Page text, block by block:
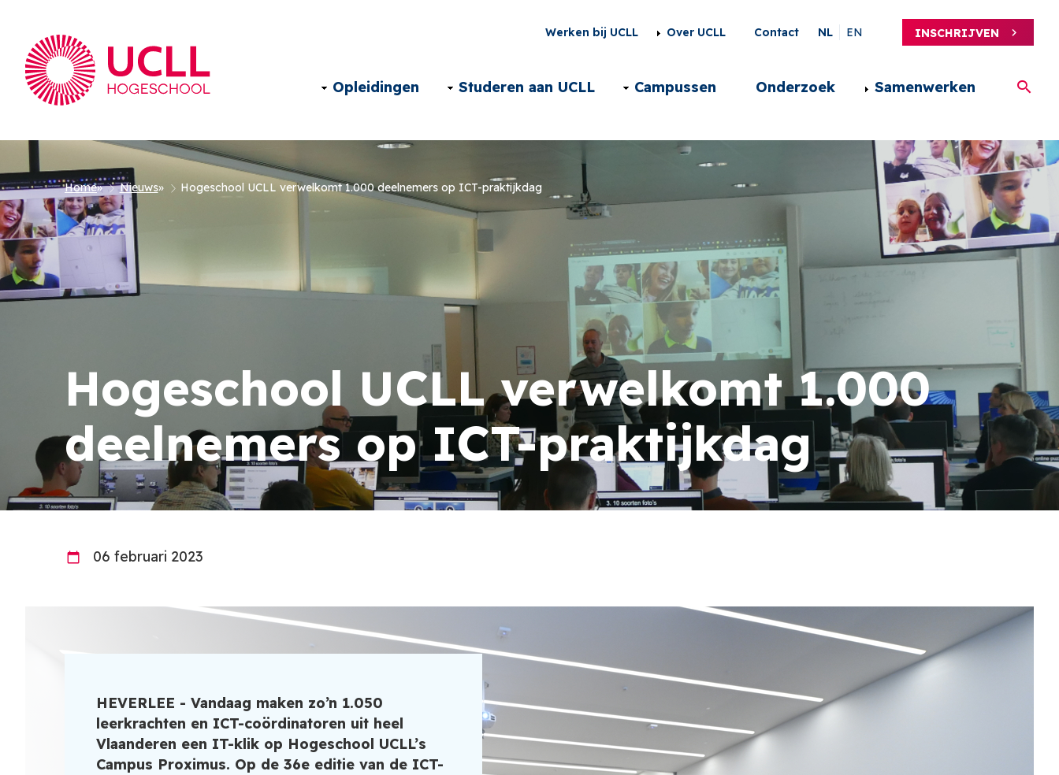
Secondary
menu
NL
Werken bij UCLL Over UCLL Contact NL EN INSCHRIJVEN
Main
navigation
NL
Opleidingen Studeren aan UCLL Campussen Onderzoek Samenwerken
Kruimelpad
Home Nieuws Hogeschool UCLL verwelkomt 1.000 deelnemers op ICT-praktijkdag
Hogeschool UCLL verwelkomt 1.000
deelnemers op ICT-praktijkdag
06 februari 2023
HEVERLEE - Vandaag maken zo’n 1.050
leerkrachten en ICT-coördinatoren uit heel
Vlaanderen een IT-klik op Hogeschool UCLL’s
Campus Proximus. Op de 36e editie van de ICT-